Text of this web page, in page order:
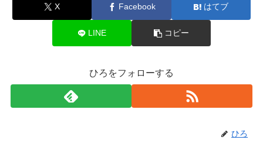
X Facebook はてブ
LINE コピー
ひろをフォローする
ひろ